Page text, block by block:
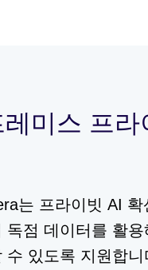
레미스 프
는 프라이빗 AI
독점 데이터를 활
수 있도록 지원합니